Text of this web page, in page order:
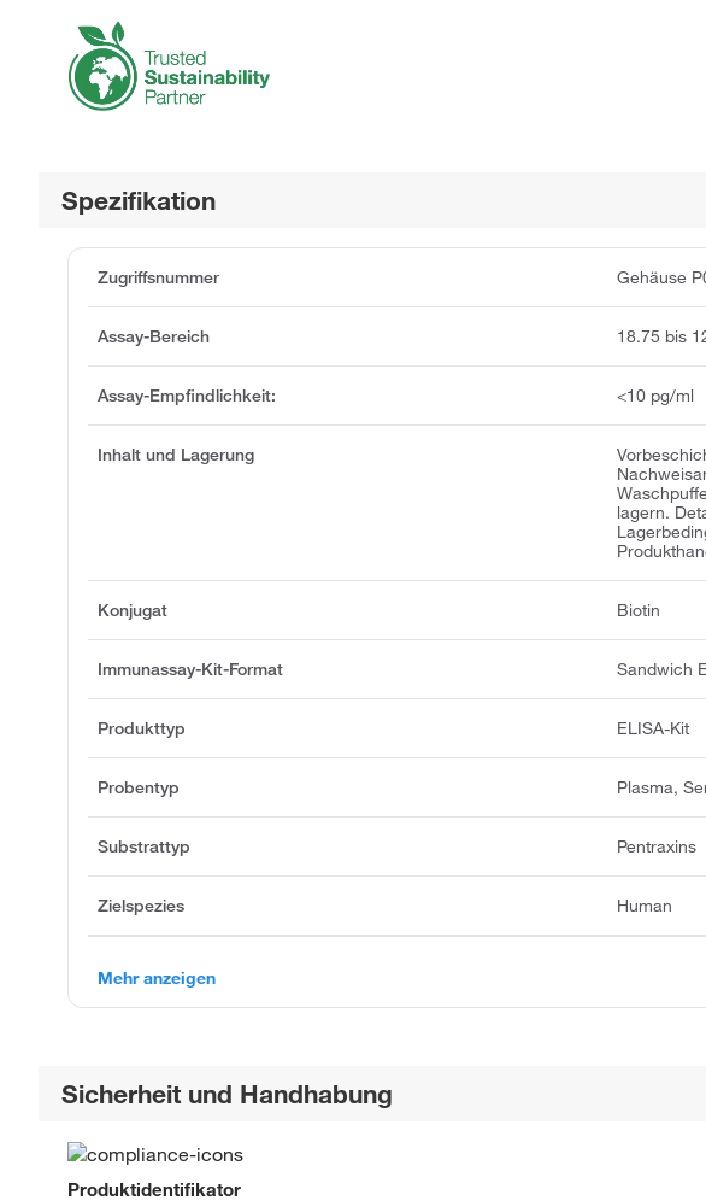
Spezifikation
Zugriffsnummer Gehäuse
Assay-Bereich 18.75 bis
Assay-Empfindlichkeit: <10 pg/ml
Inhalt und Lagerung
lagern.
Konjugat Biotin
Immunassay-Kit-Format Sandwich
Produkttyp ELISA-Kit
Probentyp Plasma,
Substrattyp Pentraxins
Zielspezies Human
Mehr anzeigen
Sicherheit und Handhabung
Produktidentifikator